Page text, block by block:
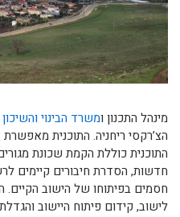
מינהל התכנון ומשרד הבינוי והשיכון
הצ’רקסי ריחניה. התוכנית
חדשות, הסדרת חיבורים קיימים
חסמים בפיתוחו של הישוב הקיים.
לישוב, קידום פיתוח היישוב